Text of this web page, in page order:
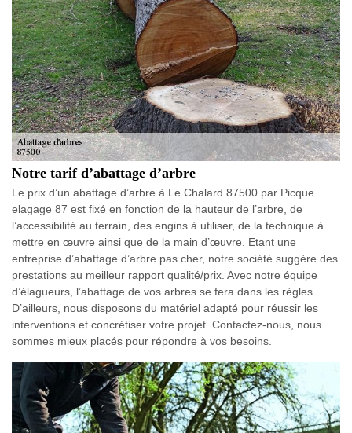
Notre tarif d’abattage d’arbre
Le prix d’un abattage d’arbre à Le Chalard 87500 par Picque
elagage 87 est fixé en fonction de la hauteur de l’arbre, de
l’accessibilité au terrain, des engins à utiliser, de la technique à
mettre en œuvre ainsi que de la main d’œuvre. Etant une
entreprise d’abattage d’arbre pas cher, notre société suggère des
prestations au meilleur rapport qualité/prix. Avec notre équipe
d’élagueurs, l’abattage de vos arbres se fera dans les règles.
D’ailleurs, nous disposons du matériel adapté pour réussir les
interventions et concrétiser votre projet. Contactez-nous, nous
sommes mieux placés pour répondre à vos besoins.